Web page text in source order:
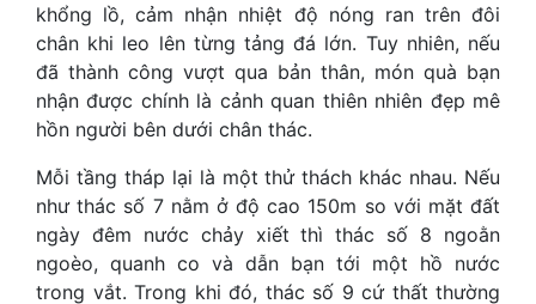
khổng lồ, cảm nhận nhiệt độ nóng ran trên đôi
chân khi leo lên từng tảng đá lớn. Tuy nhiên, nếu
đã thành công vượt qua bản thân, món quà bạn
nhận được chính là cảnh quan thiên nhiên đẹp mê
hồn người bên dưới chân thác.
Mỗi tầng tháp lại là một thử thách khác nhau. Nếu
như thác số 7 nằm ở độ cao 150m so với mặt đất
ngày đêm nước chảy xiết thì thác số 8 ngoằn
ngoèo, quanh co và dẫn bạn tới một hồ nước
trong vắt. Trong khi đó, thác số 9 cứ thất thường